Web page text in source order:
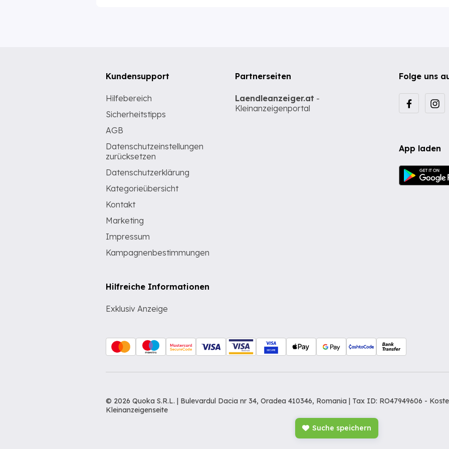
Suche speichern
Folge uns
App laden
Kundensupport
Hilfebereich
Sicherheitstipps
AGB
Datenschutzeinstellungen
zurücksetzen
Datenschutzerklärung
Kategorieübersicht
Kontakt
Marketing
Impressum
Kampagnenbestimmungen
Hilfreiche Informationen
Exklusiv Anzeige
Partnerseiten
Laendleanzeiger.at -
Kleinanzeigenportal
© 2026 Quoka S.R.L. | Bulevardul Dacia nr 34, Oradea 410346, Romania | Tax ID: RO47949606 -
Kleinanzeigenseite